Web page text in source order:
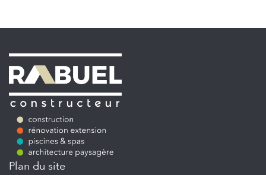
Plan du site